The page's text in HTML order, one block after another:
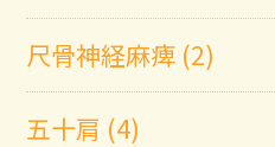
尺骨神経麻痺 (2)
五十肩 (4)